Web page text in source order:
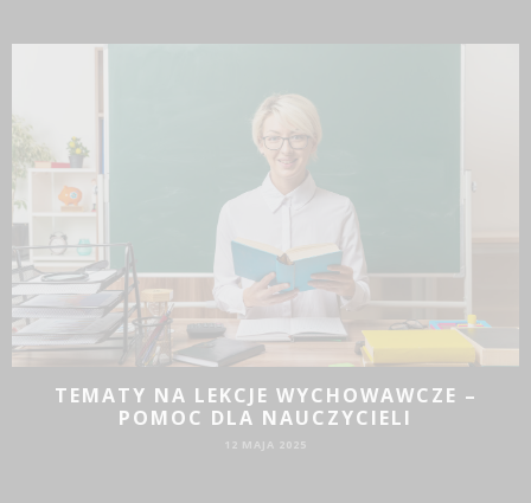
JAKIE DZIAŁANIA PROMOCYJNE SPRAWDZĄ